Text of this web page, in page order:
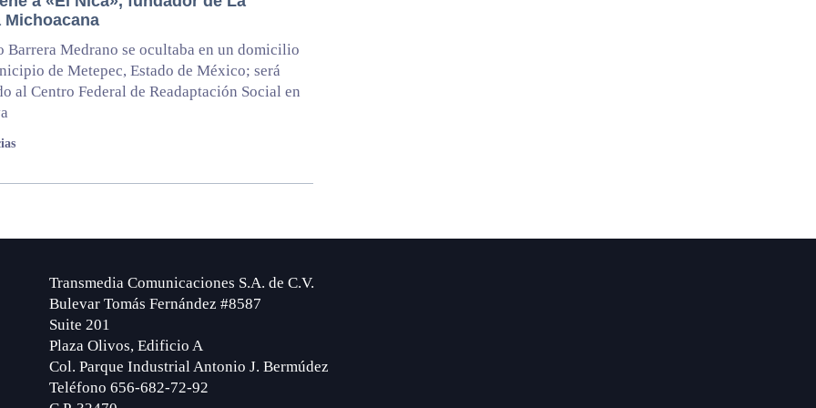
Michoacana
Barrera Medrano se ocultaba en un domicilio
de Metepec, Estado de México; será
al Centro Federal de Readaptación Social en
Transmedia Comunicaciones S.A. de C.V.
Bulevar Tomás Fernández #8587
Suite 201
Plaza Olivos, Edificio A
Col. Parque Industrial Antonio J. Bermúdez
Teléfono 656-682-72-92